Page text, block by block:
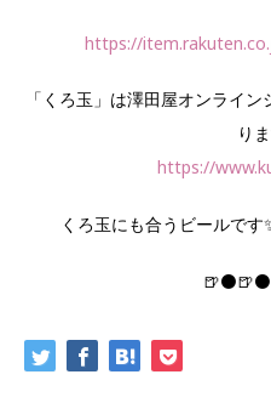
https://
「くろ玉」は澤田屋オンライ
り
https://
くろ玉にも合うビールです